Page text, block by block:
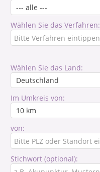
Wählen Sie das Verfahren:
Wählen Sie das Land:
Im Umkreis von:
von:
Stichwort (optional):